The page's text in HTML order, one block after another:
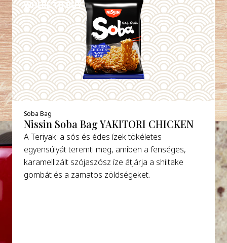
WHERE TO BUY
Soba Bag
Nissin Soba Bag YAKITORI CHICKEN
A Teriyaki a sós és édes ízek tökéletes
egyensúlyát teremti meg, amiben a fenséges,
karamellizált szójaszósz íze átjárja a shiitake
gombát és a zamatos zöldségeket.